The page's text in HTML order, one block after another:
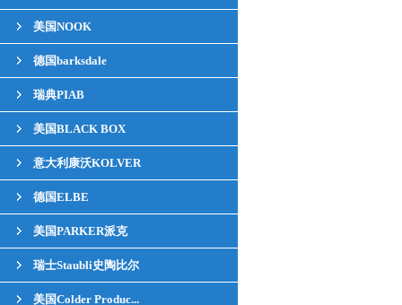
美国NOOK
德国barksdale
瑞典PIAB
美国BLACK BOX
意大利康沃KOLVER
德国ELBE
美国PARKER派克
瑞士Staubli史陶比尔
美国Colder Produc...